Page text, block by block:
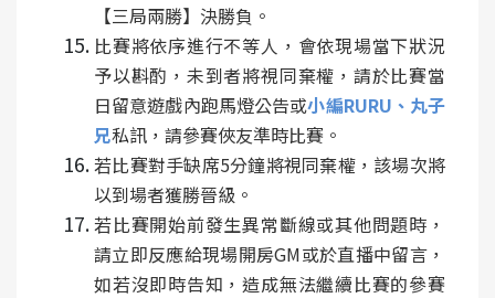
【三局兩勝】決勝負。
比賽將依序進行不等人，會依現場當下狀況
予以斟酌，未到者將視同棄權，請於比賽當
日留意遊戲內跑馬燈公告或小編RURU、丸子
兄私訊，請參賽俠友準時比賽。
若比賽對手缺席5分鐘將視同棄權，該場次將
以到場者獲勝晉級。
若比賽開始前發生異常斷線或其他問題時，
請立即反應給現場開房GM或於直播中留言，
如若沒即時告知，造成無法繼續比賽的參賽